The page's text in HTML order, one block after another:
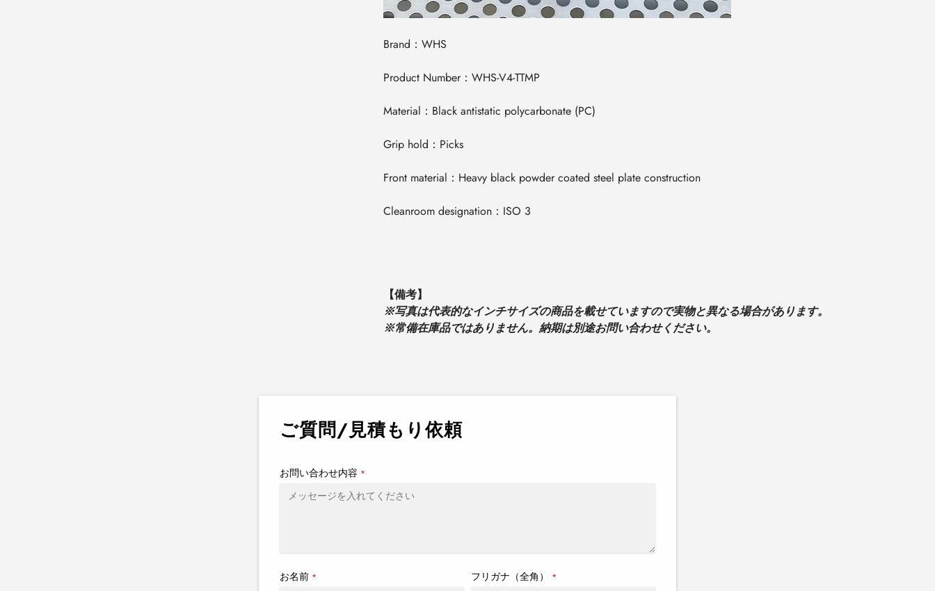
Brand：WHS
Product Number： WHS-V4-TTMP
Material：Black antistatic polycarbonate (PC)
Grip hold：Picks
Front material：Heavy black powder coated steel plate construction
Cleanroom designation：ISO 3
【備考】
※写真は代表的なインチサイズの商品を載せていますので実物と異なる場合があります。
※常備在庫品ではありません。納期は別途お問い合わせください。
に
商
加
ご質問/見積もり依頼
お問い合わせ内容 *
お名前 * フリガナ（全角） *